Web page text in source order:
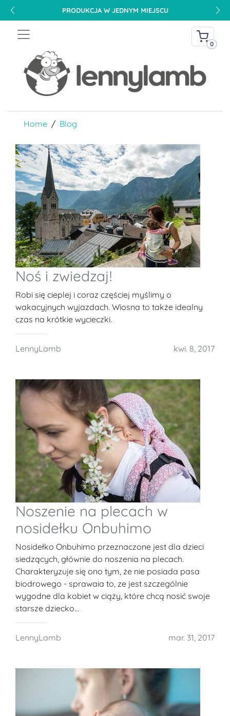
PRODUKCJA W JEDNYM MIEJSCU
0
Home Blog
Noś i zwiedzaj!
Robi się cieplej i coraz częściej myślimy o
wakacyjnych wyjazdach. Wiosna to także idealny
czas na krótkie wycieczki.
LennyLamb kwi. 8, 2017
Noszenie na plecach w
nosidełku Onbuhimo
Nosidełko Onbuhimo przeznaczone jest dla dzieci
siedzących, głównie do noszenia na plecach.
Charakteryzuje się ono tym, że nie posiada pasa
biodrowego - sprawaia to, ze jest szczególnie
wygodne dla kobiet w ciąży, które chcą nosić swoje
starsze dziecko...
LennyLamb mar. 31, 2017